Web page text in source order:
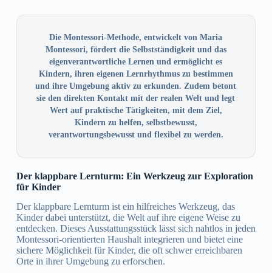
Die Montessori-Methode, entwickelt von Maria
Montessori, fördert die Selbstständigkeit und das
eigenverantwortliche Lernen und ermöglicht es
Kindern, ihren eigenen Lernrhythmus zu bestimmen
und ihre Umgebung aktiv zu erkunden. Zudem betont
sie den direkten Kontakt mit der realen Welt und legt
Wert auf praktische Tätigkeiten, mit dem Ziel,
Kindern zu helfen, selbstbewusst,
verantwortungsbewusst und flexibel zu werden.
Der klappbare Lernturm: Ein Werkzeug zur Exploration
für Kinder
Der klappbare Lernturm ist ein hilfreiches Werkzeug, das
Kinder dabei unterstützt, die Welt auf ihre eigene Weise zu
entdecken. Dieses Ausstattungsstück lässt sich nahtlos in jeden
Montessori-orientierten Haushalt integrieren und bietet eine
sichere Möglichkeit für Kinder, die oft schwer erreichbaren
Orte in ihrer Umgebung zu erforschen.